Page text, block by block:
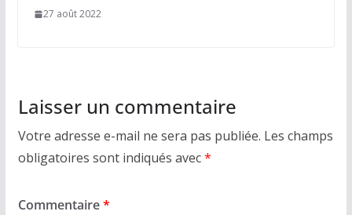
27 août 2022
Laisser un commentaire
Votre adresse e-mail ne sera pas publiée. Les champs
obligatoires sont indiqués avec*
Commentaire*